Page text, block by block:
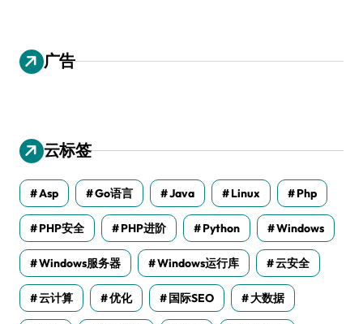
广告
云标签
Asp Go语言 Java Linux Php
PHP安全 PHP进阶 Python Windows
Windows服务器 Windows运行库 云安全
云计算 优化 国际SEO 大数据